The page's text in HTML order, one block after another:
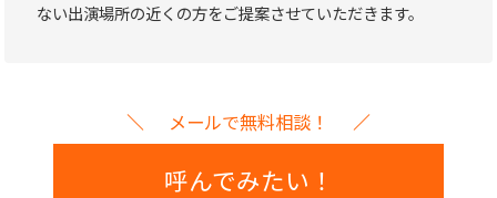
ない出演場所の近くの方をご提案させていただきます。
メールで無料相談！
呼んでみたい！